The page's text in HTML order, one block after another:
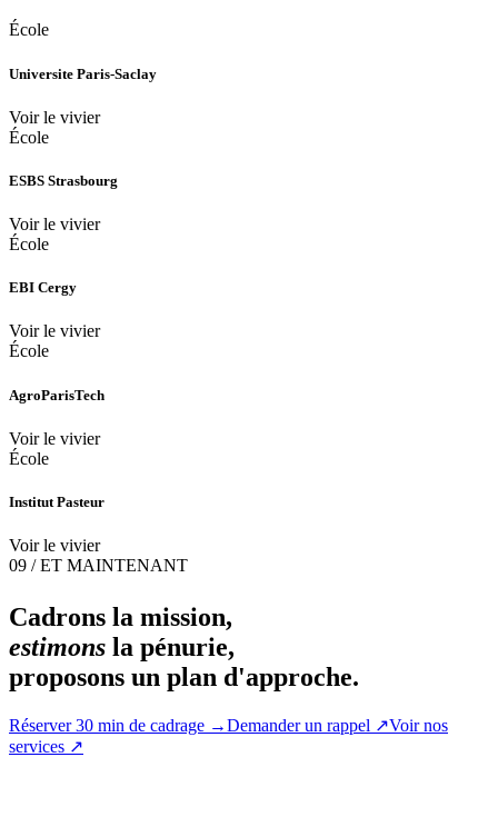
École
Universite Paris-Saclay
Voir le vivier
École
ESBS Strasbourg
Voir le vivier
École
EBI Cergy
Voir le vivier
École
AgroParisTech
Voir le vivier
École
Institut Pasteur
Voir le vivier
09 / ET MAINTENANT
Cadrons la mission,
estimons la pénurie,
proposons un plan d'approche.
Réserver 30 min de cadrage →Demander un rappel ↗Voir nos
services ↗